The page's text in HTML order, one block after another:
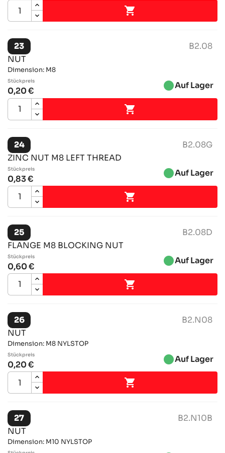

23
B2.08
NUT
Dimension: M8
Stückpreis
0,20 € brightness_1Auf Lager

24
B2.08G
ZINC NUT M8 LEFT THREAD
Stückpreis
0,83 € brightness_1Auf Lager

25
B2.08D
FLANGE M8 BLOCKING NUT
Stückpreis
0,60 € brightness_1Auf Lager

26
B2.N08
NUT
Dimension: M8 NYLSTOP
Stückpreis
0,20 € brightness_1Auf Lager

27
B2.N10B
NUT
Dimension: M10 NYLSTOP